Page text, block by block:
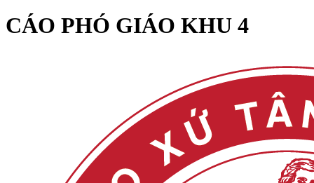
CÁO PHÓ GIÁO KHU 4